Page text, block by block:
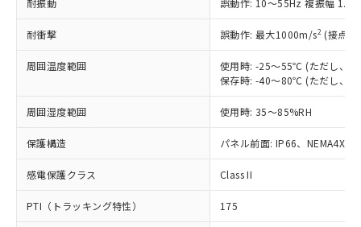
耐振動 誤動作: 10～55Hz 複振幅
耐衝撃 誤動作: 最大1000m/s2 (接点
周囲温度範囲
使用時: -25～55℃ (ただし、氷
保存時: -40～80℃ (ただし、氷
周囲湿度範囲 使用時: 35～85%RH
保護構造 パネル前面: IP66、NEMA4X,
感電保護クラス Class II
PTI（トラッキング特性） 175
正式な納期状況および標準価格はお客
様のお取引先、またはお客様担当のオ
ムロン制御機器販売店・当社販売員に
オムロン制御機器販売店や当社販売拠
販売ネットワーク
」をご確認
在庫状況および標準価格結果を当社の
事前の承諾なく第三者に漏洩または開
示しないようお願いします。
マイパーツ機能（部品リスト作成サー
ビス）をご利用いただくには、I-Web
メンバーズにご登録されている必要が
但し、RoHS指令で産業用監視および制御機器に対する
適用除外項目は除く。
フタル酸エステル類の４物質については閾値を超える意
図的な使用がないことを確認しています。
部品在庫の切り替え状況などにより、予定
月が前後することがあります。
DBP(フタル酸ジブチル) : 1000ppm、 DIBP(フタル酸ジ
イソブチル) : 1000ppm、 BBP(フタル酸ブチルベンジ
DEHP(フタル酸ビス(2-エチルヘキシル)) : 1000ppm
準値以下であることを示します。
「10」：通常の使用状況下において有害物
質が外部に漏えいし、環境に深刻な影響を
及ぼさない年数を意味します。
「－」：未確認です。当社販売部門へお問
全に破砕するなど、違法に輸出されな
いよう必要な手段を講じます。
当社は貴社製品を、核兵器、ミサイ
ル、化学兵器、生物兵器またはその他
武器並びにこれらの製造装置等に一切
当社は、貴社製品を第三者に販売する
場合は、上記1、2および3の内容を当
該第三者に通知します。また当社は、
販売先および販売に係わる関係者が違
法に輸出するおそれがある場合は、取
り引きをいたしません。
一定数には満たないが在庫あり
－
在庫なし(最新の在庫状況につ
いては、お客様のお取引先、ま
たはお客様担当のオムロン制御
機器販売店・当社販売員にご確
空
受注生産機種、また在庫状況の
情報を公開していない機種